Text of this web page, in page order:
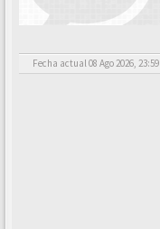
Fecha actual 08 Ago 2026, 23:59